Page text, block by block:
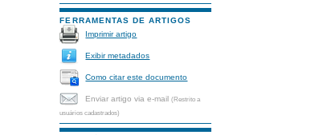
FERRAMENTAS DE ARTIGOS
Imprimir artigo
Exibir metadados
Como citar este documento
Enviar artigo via e-mail(Restrito a
usuários cadastrados)